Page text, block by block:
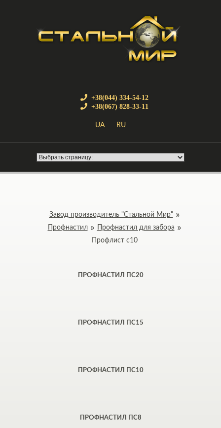
+38(044) 334-54-12
+38(067) 828-33-11
UA RU
Завод производитель "Стальной Мир"
Профнастил
Профнастил для забора
Профлист с10
ПРОФНАСТИЛ ПС20
ПРОФНАСТИЛ ПС15
ПРОФНАСТИЛ ПС10
ПРОФНАСТИЛ ПС8